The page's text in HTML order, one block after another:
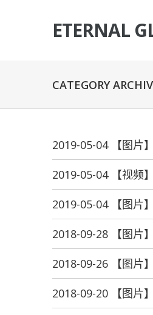
ETERNAL
CATEGORY
2019-05-04 【图片
2019-05-04 【视频
2019-05-04 【图片
2018-09-28 【图片
2018-09-26 【图片
2018-09-20 【图片